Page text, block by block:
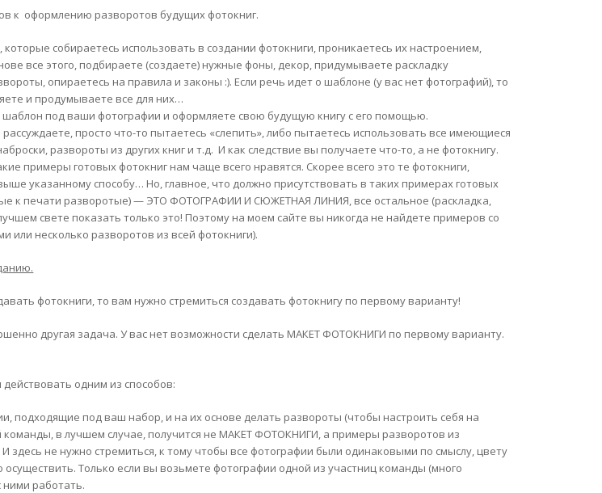
к оформлению разворотов будущих фотокниг.
собираетесь использовать в создании фотокниги, проникаетесь их настроением,
все этого, подбираете (создаете) нужные фоны, декор, придумываете раскладку
опираетесь на правила и законы :). Если речь идет о шаблоне (у вас нет фотографий), то
и продумываете все для них…
под ваши фотографии и оформляете свою будущую книгу с его помощью.
просто что-то пытаетесь «слепить», либо пытаетесь использовать все имеющиеся
развороты из других книг и т.д. И как следствие вы получаете что-то, а не фотокнигу.
примеры готовых фотокниг нам чаще всего нравятся. Скорее всего это те фотокниги,
указанному способу… Но, главное, что должно присутствовать в таких примерах готовых
к печати разворотые) — ЭТО ФОТОГРАФИИ И СЮЖЕТНАЯ ЛИНИЯ, все остальное (раскладка,
свете показать только это! Поэтому на моем сайте вы никогда не найдете примеров со
или несколько разворотов из всей фотокниги).
фотокниги, то вам нужно стремиться создавать фотокнигу по первому варианту!
другая задача. У вас нет возможности сделать МАКЕТ ФОТОКНИГИ по первому варианту.
одним из способов:
подходящие под ваш набор, и на их основе делать развороты (чтобы настроить себя на
команды, в лучшем случае, получится не МАКЕТ ФОТОКНИГИ, а примеры разворотов из
здесь не нужно стремиться, к тому чтобы все фотографии были одинаковыми по смыслу, цвету
Только если вы возьмете фотографии одной из участниц команды (много
ними работать.